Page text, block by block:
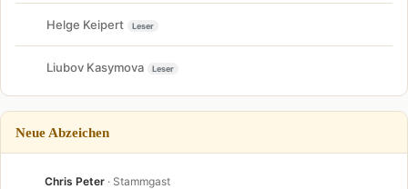
Helge Keipert Leser
Liubov Kasymova Leser
Neue Abzeichen
Chris Peter · Stammgast